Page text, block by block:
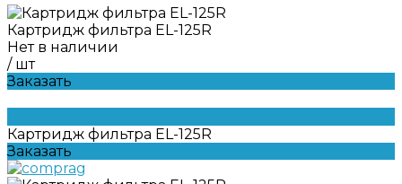
Картридж фильтра EL-125R
Нет в наличии
/ шт
Заказать
Картридж фильтра EL-125R
Заказать